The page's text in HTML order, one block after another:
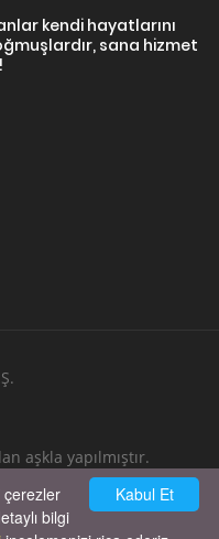
kendi hayatlarını
sana hizmet
aşkla yapılmıştır.
Verin
Bize Yazın
Kabul Et
çerezler
bilgi